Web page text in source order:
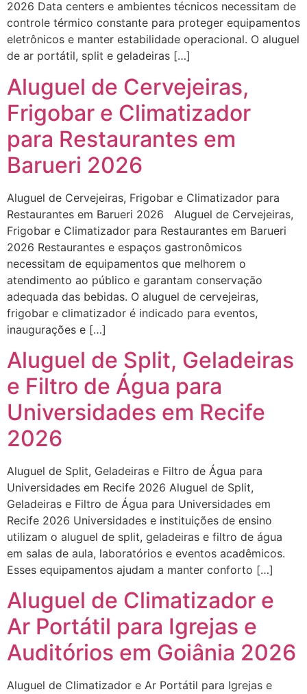
2026 Data centers e ambientes técnicos necessitam de
controle térmico constante para proteger equipamentos
eletrônicos e manter estabilidade operacional. O aluguel
de ar portátil, split e geladeiras […]
Aluguel de Cervejeiras,
Frigobar e Climatizador
para Restaurantes em
Barueri 2026
Aluguel de Cervejeiras, Frigobar e Climatizador para
Restaurantes em Barueri 2026 Aluguel de Cervejeiras,
Frigobar e Climatizador para Restaurantes em Barueri
2026 Restaurantes e espaços gastronômicos
necessitam de equipamentos que melhorem o
atendimento ao público e garantam conservação
adequada das bebidas. O aluguel de cervejeiras,
frigobar e climatizador é indicado para eventos,
inaugurações e […]
Aluguel de Split, Geladeiras
e Filtro de Água para
Universidades em Recife
2026
Aluguel de Split, Geladeiras e Filtro de Água para
Universidades em Recife 2026 Aluguel de Split,
Geladeiras e Filtro de Água para Universidades em
Recife 2026 Universidades e instituições de ensino
utilizam o aluguel de split, geladeiras e filtro de água
em salas de aula, laboratórios e eventos acadêmicos.
Esses equipamentos ajudam a manter conforto […]
Aluguel de Climatizador e
Ar Portátil para Igrejas e
Auditórios em Goiânia 2026
Aluguel de Climatizador e Ar Portátil para Igrejas e